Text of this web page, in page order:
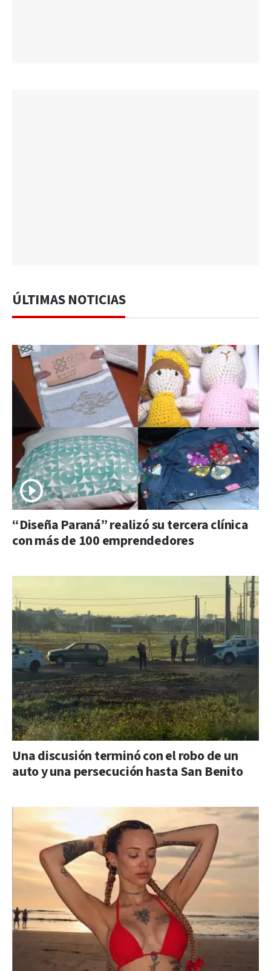
ÚLTIMAS NOTICIAS
“Diseña Paraná” realizó su tercera clínica
con más de 100 emprendedores
Una discusión terminó con el robo de un
auto y una persecución hasta San Benito